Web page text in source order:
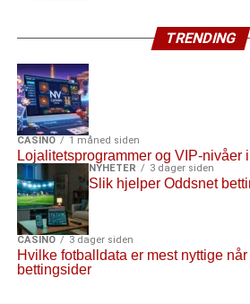
TRENDING
CASINO 1 måned siden
Lojalitetsprogrammer og VIP-nivåer
NYHETER 3 dager siden
Slik hjelper Oddsnet
CASINO 3 dager siden
Hvilke fotballdata er mest nyttige
bettingsider